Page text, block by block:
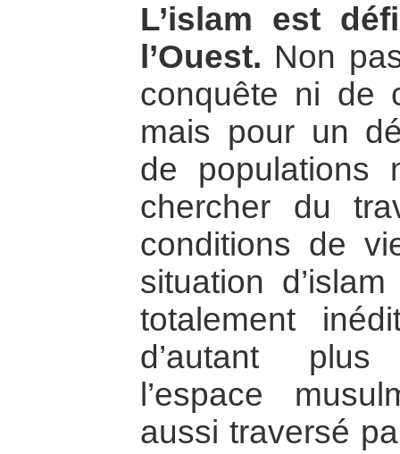
L’islam est
l’Ouest. Non
conquête ni de
mais pour un
de populations
chercher du
conditions de
situation
totalement
d’autant plus
l’espace
aussi traversé